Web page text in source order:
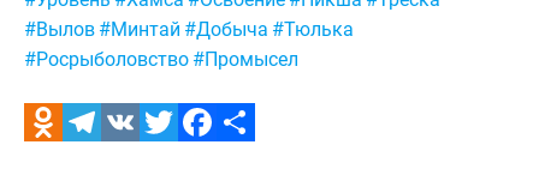
#Вылов #Минтай #Добыча #Тюлька
#Росрыболовство #Промысел